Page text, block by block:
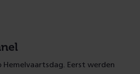
Hemelvaartsdag. Eerst werden